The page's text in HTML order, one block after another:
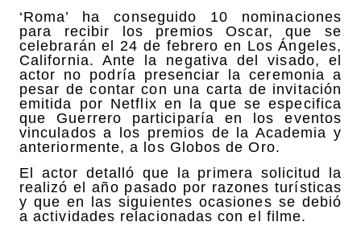
‘Roma’ ha conseguido 10 nominaciones
para recibir los premios Oscar, que se
celebrarán el 24 de febrero en Los Ángeles,
California. Ante la negativa del visado, el
actor no podría presenciar la ceremonia a
pesar de contar con una carta de invitación
emitida por Netflix en la que se especifica
que Guerrero participaría en los eventos
vinculados a los premios de la Academia y
anteriormente, a los Globos de Oro.
El actor detalló que la primera solicitud la
realizó el año pasado por razones turísticas
y que en las siguientes ocasiones se debió
a actividades relacionadas con el filme.